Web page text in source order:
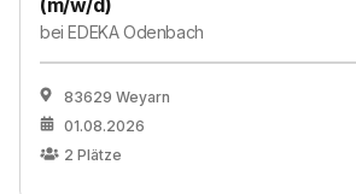
(m/w/d)
beiEDEKA Odenbach
83629 Weyarn
01.08.2026
2 Plätze